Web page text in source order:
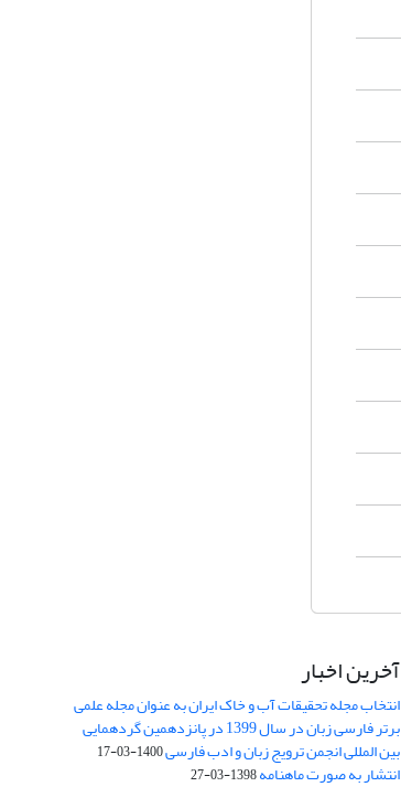
آخرین اخبار
انتخاب مجله تحقیقات آب و خاک ایران به عنوان مجله علمی
برتر فارسی زبان در سال 1399 در پانزدهمین گردهمایی
بین المللی انجمن ترویج زبان و ادب فارسی1400-03-17
انتشار به صورت ماهنامه1398-03-27